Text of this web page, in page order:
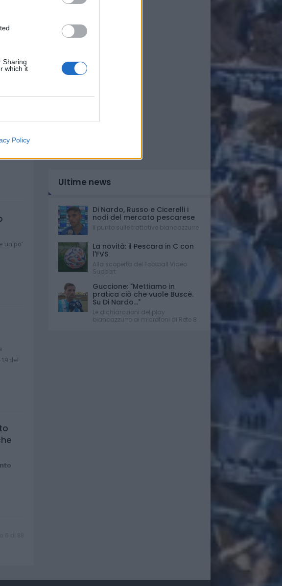
Sharing
which it
Policy
un po’
del
Ultime news
Di Nardo, Russo e Cicerelli i
nodi del mercato pescarese
Il punto sulle trattative biancazzurre
La novità: il Pescara in C con
l'FVS
Alla scoperta del Football Video
Support
Guccione: "Mettiamo in
pratica ciò che vuole Buscè.
Su Di Nardo..."
Le dichiarazioni del play
biancazzurro ai microfoni di Rete 8